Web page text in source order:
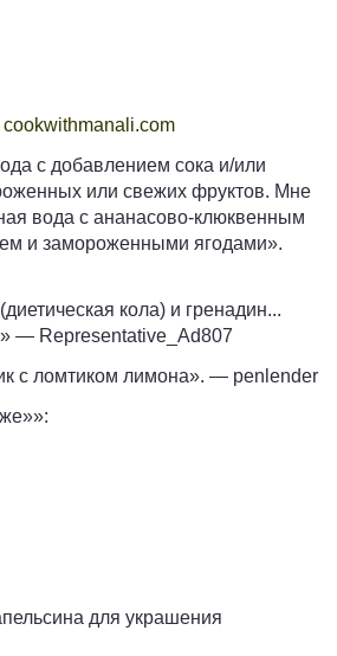
cookwithmanali.com
с добавлением сока и/или
или свежих фруктов. Мне
вода с ананасово-клюквенным
и замороженными ягодами».
кола) и гренадин...
— Representative_Ad807
с ломтиком лимона». — penlender
для украшения